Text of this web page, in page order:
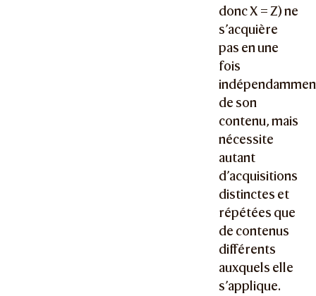
donc X = Z) ne
s’acquière
pas en une
fois
de son
contenu, mais
nécessite
autant
d’acquisitions
distinctes et
répétées que
de contenus
différents
auxquels elle
s’applique.